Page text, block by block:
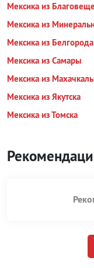
Мексика из
Мексика из
Мексика из Белгорода
Мексика из Самары
Мексика из
Мексика из Якутска
Мексика из Томска